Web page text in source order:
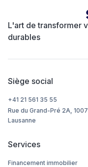
L'art de transformer
durables
Siège social
+41 21 561 35 55
Rue du Grand-Pré 2A, 1007
Lausanne
Services
Financement immobilier